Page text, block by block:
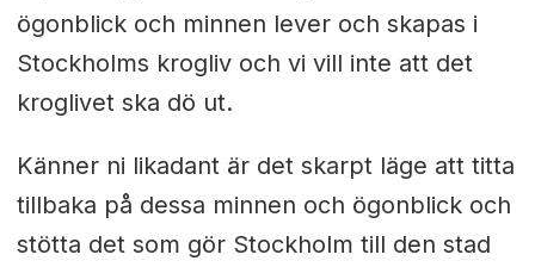
ögonblick och minnen lever och skapas i
Stockholms krogliv och vi vill inte att det
kroglivet ska dö ut.
Känner ni likadant är det skarpt läge att titta
tillbaka på dessa minnen och ögonblick och
stötta det som gör Stockholm till den stad